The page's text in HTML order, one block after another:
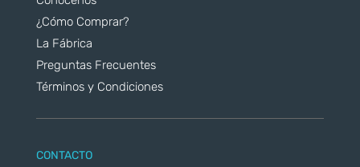
¿Cómo Comprar?
La Fábrica
Preguntas Frecuentes
Términos y Condiciones
CONTACTO